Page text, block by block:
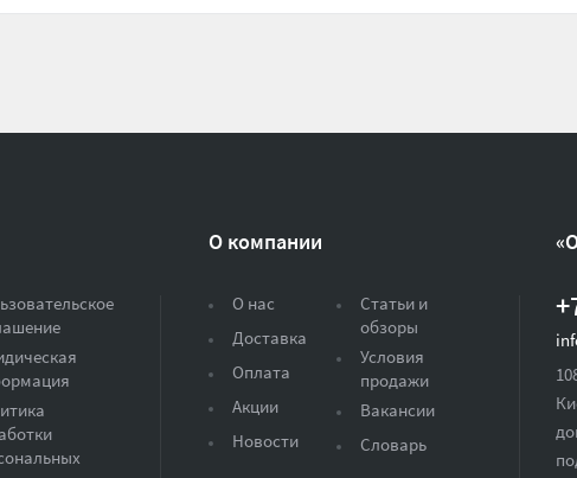
О компании
О нас
Доставка
Оплата
Акции
Новости
Статьи и
обзоры
Условия
продажи
Вакансии
Словарь